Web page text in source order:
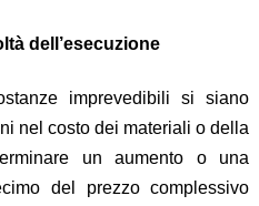
dell’esecuzione
imprevedibili si siano
nel costo dei materiali o della
un aumento o una
del prezzo complessivo